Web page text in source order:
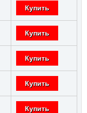
Купить
Купить
Купить
Купить
Купить